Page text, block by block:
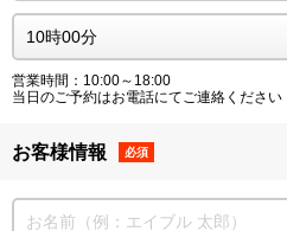
営業時間：10:00～18:00
当日のご予約はお電話にてご連絡ください
お客様情報 必須